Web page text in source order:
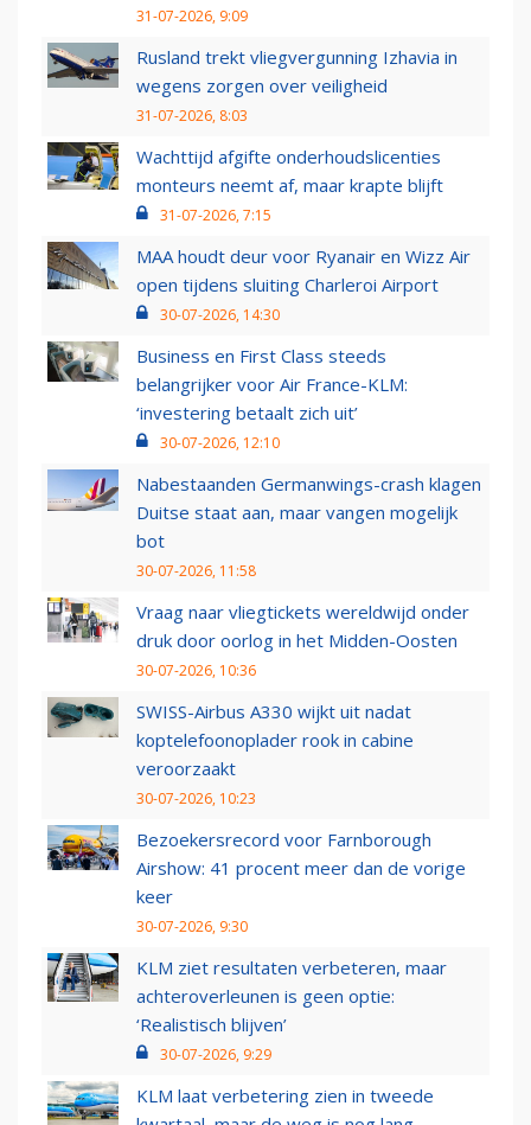
31-07-2026, 9:09
Rusland trekt vliegvergunning Izhavia in
wegens zorgen over veiligheid
31-07-2026, 8:03
Wachttijd afgifte onderhoudslicenties
monteurs neemt af, maar krapte blijft
31-07-2026, 7:15
MAA houdt deur voor Ryanair en Wizz Air
open tijdens sluiting Charleroi Airport
30-07-2026, 14:30
Business en First Class steeds
belangrijker voor Air France-KLM:
‘investering betaalt zich uit’
30-07-2026, 12:10
Nabestaanden Germanwings-crash klagen
Duitse staat aan, maar vangen mogelijk
bot
30-07-2026, 11:58
Vraag naar vliegtickets wereldwijd onder
druk door oorlog in het Midden-Oosten
30-07-2026, 10:36
SWISS-Airbus A330 wijkt uit nadat
koptelefoonoplader rook in cabine
veroorzaakt
30-07-2026, 10:23
Bezoekersrecord voor Farnborough
Airshow: 41 procent meer dan de vorige
keer
30-07-2026, 9:30
KLM ziet resultaten verbeteren, maar
achteroverleunen is geen optie:
‘Realistisch blijven’
30-07-2026, 9:29
KLM laat verbetering zien in tweede